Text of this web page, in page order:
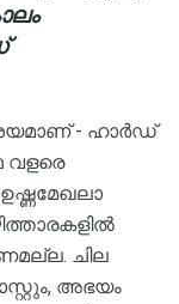
- ഹാർഡ്
വളരെ
ചില
അഭയം